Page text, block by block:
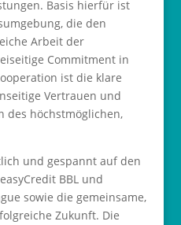
Basis hierfür ist
die den
Arbeit der
Commitment in
ist die klare
Vertrauen und
des höchstmöglichen,
und gespannt auf den
BBL und
sowie die gemeinsame,
Zukunft. Die